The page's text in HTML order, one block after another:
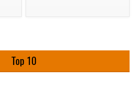
Top 10